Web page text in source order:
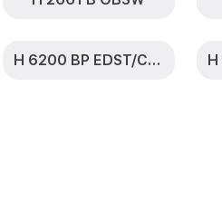
H 6200 BP EDST/CLST